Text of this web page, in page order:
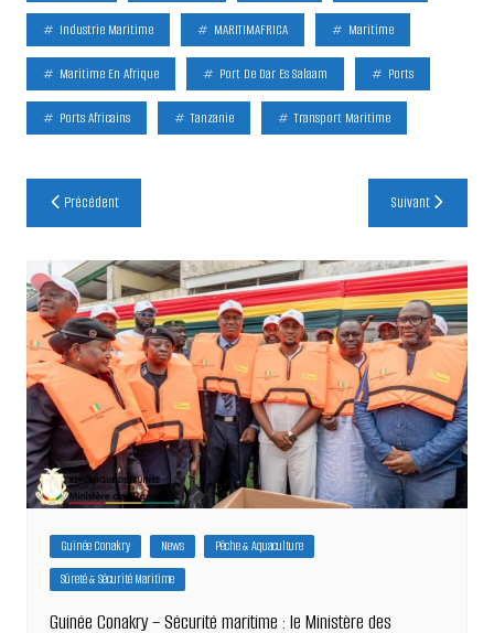
Industrie Maritime MARITIMAFRICA Maritime
Maritime En Afrique Port De Dar Es Salaam Ports
Ports Africains Tanzanie Transport Maritime
Navigation
de
l’article
Précédent Suivant
Guinée Conakry News
Pêche & Aquaculture
Sûreté & Sécurité Maritime
Guinée Conakry – Sécurité maritime : le Ministère des